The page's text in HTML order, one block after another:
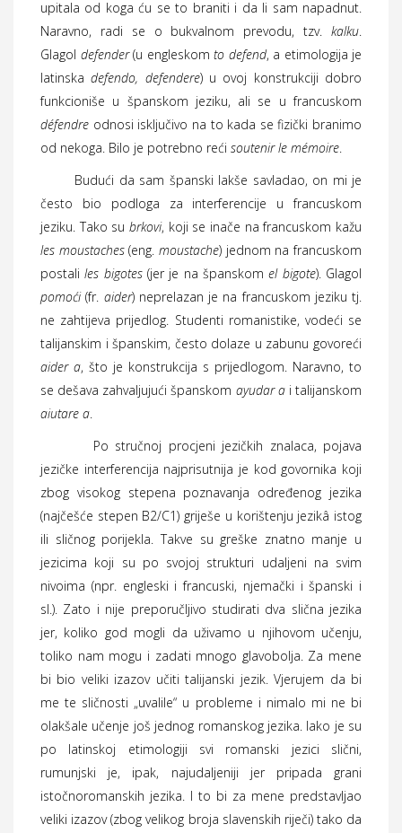
upitala od koga ću se to braniti i da li sam napadnut.
Naravno, radi se o bukvalnom prevodu, tzv. kalku.
Glagol defender(u engleskom to defend, a etimologija je
latinskadefendo, defendere) u ovoj konstrukciji dobro
funkcioniše u španskom jeziku, ali se u francuskom
défendre odnosi isključivo na to kada se fizički branimo
od nekoga. Bilo je potrebno reći soutenir le mémoire.
Budući da sam španski lakše savladao, on mi je
često bio podloga za interferencije u francuskom
jeziku. Tako su brkovi, koji se inače na francuskom kažu
les moustaches(eng.moustache) jednom na francuskom
postaliles bigotes(jer je na španskomel bigote). Glagol
pomoći(fr. aider) neprelazan je na francuskom jeziku tj.
ne zahtijeva prijedlog. Studenti romanistike, vodeći se
talijanskim i španskim, često dolaze u zabunu govoreći
aider a, što je konstrukcija s prijedlogom. Naravno, to
se dešava zahvaljujući španskom ayudar ai talijanskom
aiutare a.
Po stručnoj procjeni jezičkih znalaca, pojava
jezičke interferencija najprisutnija je kod govornika koji
zbog visokog stepena poznavanja određenog jezika
(najčešće stepen B2/C1) griješe u korištenju jezikâ istog
ili sličnog porijekla. Takve su greške znatno manje u
jezicima koji su po svojoj strukturi udaljeni na svim
nivoima (npr. engleski i francuski, njemački i španski i
sl.). Zato i nije preporučljivo studirati dva slična jezika
jer, koliko god mogli da uživamo u njihovom učenju,
toliko nam mogu i zadati mnogo glavobolja. Za mene
bi bio veliki izazov učiti talijanski jezik. Vjerujem da bi
me te sličnosti „uvalile“ u probleme i nimalo mi ne bi
olakšale učenje još jednog romanskog jezika. Iako je su
po latinskoj etimologiji svi romanski jezici slični,
rumunjski je, ipak, najudaljeniji jer pripada grani
istočnoromanskih jezika. I to bi za mene predstavljao
veliki izazov (zbog velikog broja slavenskih riječi) tako da